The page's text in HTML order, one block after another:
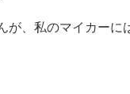
が、私のマイカー